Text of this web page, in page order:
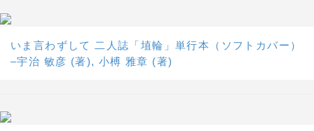
いま言わずして 二人誌「埴輪」単行本（ソフトカバー）
–宇治 敏彦 (著), 小榑 雅章 (著)